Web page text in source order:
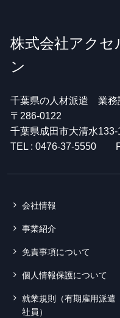
株式会社アクセ
ン
千葉県の人材派遣 業務
〒286-0122
千葉県成田市大清水
TEL : 0476-37-5550
会社情報
事業紹介
免責事項について
個人情報保護について
就業規則（有期雇用派遣
社員）